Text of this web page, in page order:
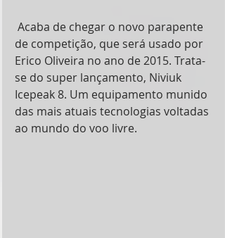
de competição, que será usado por
Erico Oliveira no ano de 2015. Trata-
se do super lançamento, Niviuk
Icepeak 8. Um equipamento munido
das mais atuais tecnologias voltadas
ao mundo do voo livre.